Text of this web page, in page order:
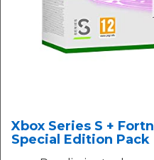
Xbox Series S +
Special Edition Pack